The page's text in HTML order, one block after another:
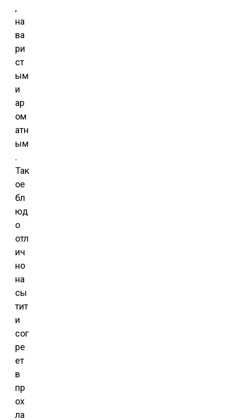
,
на
ва
ри
ст
ым
и
ар
ом
атн
ым
.
Так
ое
бл
юд
о
отл
ич
но
на
сы
тит
и
сог
ре
ет
в
пр
ох
ла